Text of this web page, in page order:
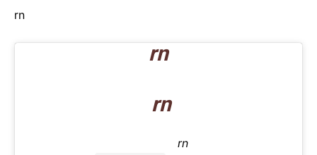
rn
rn
rn
rn